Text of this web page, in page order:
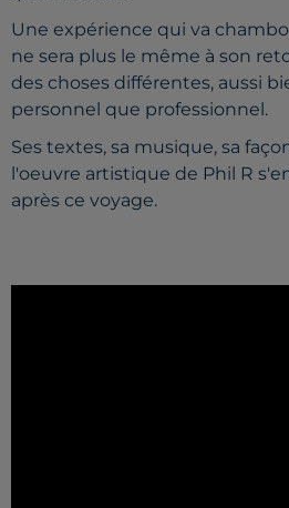
Une expérience qui va
ne sera plus le même à son
des choses différentes, aussi
personnel que professionnel.
Ses textes, sa musique, sa
l'oeuvre artistique de Phil R
après ce voyage.